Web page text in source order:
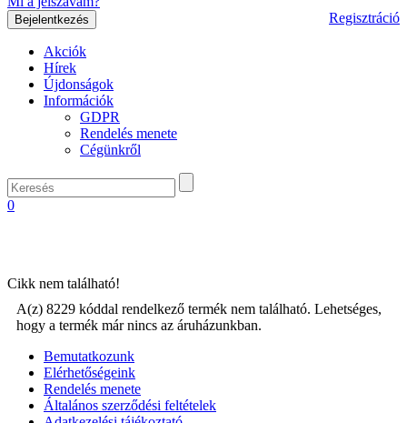
Regisztráció
Akciók
Hírek
Újdonságok
Információk
GDPR
Rendelés menete
Cégünkről
0
Cikk nem található!
A(z) 8229 kóddal rendelkező termék nem található. Lehetséges,
hogy a termék már nincs az áruházunkban.
Bemutatkozunk
Elérhetőségeink
Rendelés menete
Általános szerződési feltételek